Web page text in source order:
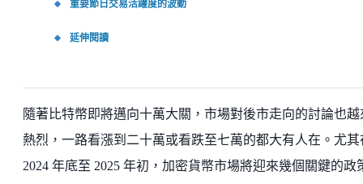
重要節日交易活躍度的波動
延伸閱讀
隨著比特幣即將邁向十萬大關，市場對後市走向的討論也越
熱烈，一路看漲到二十萬或看跌至七萬的都大有人在。尤其
2024 年底至 2025 年初，加密貨幣市場將迎來幾個關鍵的政